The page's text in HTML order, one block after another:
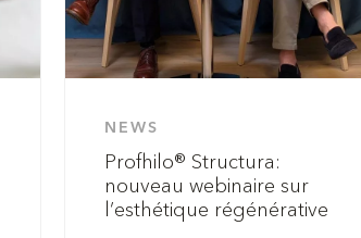
NEWS
Profhilo® Structura:
nouveau webinaire sur
l’esthétique régénérative